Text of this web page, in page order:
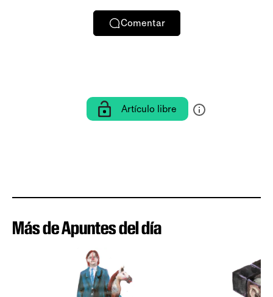
Comentar
Artículo libre
Más de Apuntes del día